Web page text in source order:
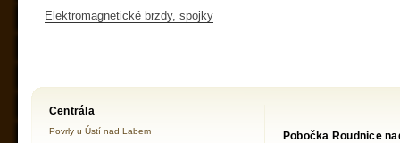
Elektromagnetické brzdy, spojky
Centrála
Povrly u Ústí nad Labem
Pobočka Roudnice